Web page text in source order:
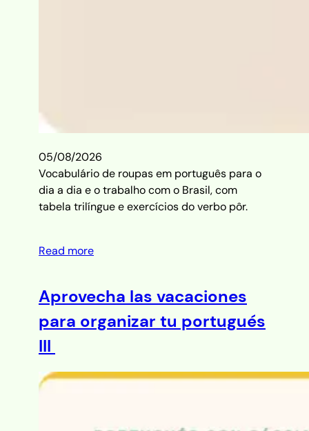
05/08/2026
Vocabulário de roupas em português para o
dia a dia e o trabalho com o Brasil, com
tabela trilíngue e exercícios do verbo pôr.
Read more
Aprovecha las vacaciones
para organizar tu portugués
III